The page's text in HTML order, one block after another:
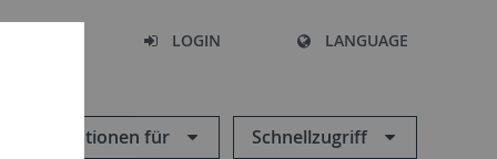
LOGIN LANGUAGE
Informationen für Schnellzugriff